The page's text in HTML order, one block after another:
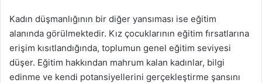
Kadın düşmanlığının bir diğer yansıması ise eğitim
alanında görülmektedir. Kız çocuklarının eğitim fırsatlarına
erişim kısıtlandığında, toplumun genel eğitim seviyesi
düşer. Eğitim hakkından mahrum kalan kadınlar, bilgi
edinme ve kendi potansiyellerini gerçekleştirme şansını